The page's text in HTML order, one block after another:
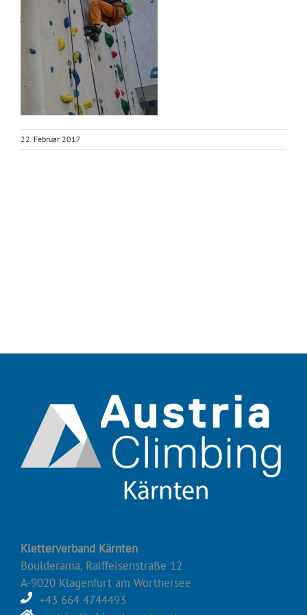
22. Februar 2017
Kletterverband Kärnten
Boulderama, Raiffeisenstraße 12
A-9020 Klagenfurt am Wörthersee
+43 664 4744493